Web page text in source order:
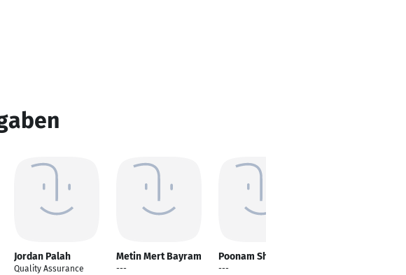
Jordan Palah
Quality Assurance
Metin Mert Bayram
---
Poonam Shah
---